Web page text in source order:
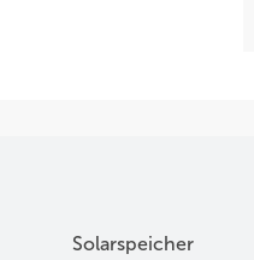
Solarspeicher